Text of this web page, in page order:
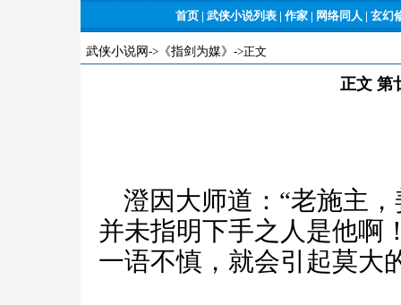
首页 | 武侠小说列表 | 作家 | 网络同人 | 玄幻
武侠小说网 -> 《指剑为媒》 ->正文
正文 第
澄因大师道：“老施主
并未指明下手之人是他啊
一语不慎，就会引起莫大